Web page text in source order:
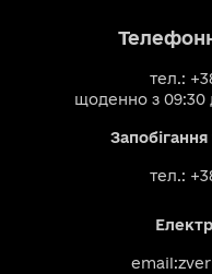
тел.:
щоденно з 09:30
тел.:
email: